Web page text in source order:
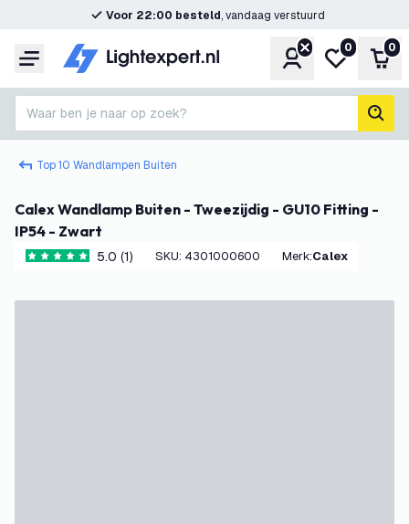
Voor 22:00 besteld, vandaag verstuurd
Menu Account
Mijn
0 0
Waar ben je naar op zoek?
Top 10 Wandlampen Buiten
Calex Wandlamp Buiten - Tweezijdig - GU10 Fitting -
IP54 - Zwart
5 score sterren5.0 (1) SKU: 4301000600 Merk: Calex